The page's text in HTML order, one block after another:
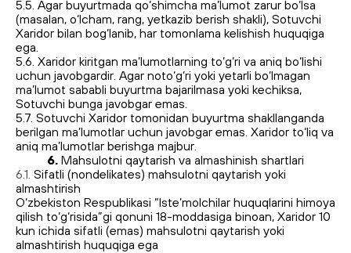
5.5. Agar buyurtmada qo‘shimcha ma’lumot zarur bo‘lsa
(masalan, o‘lcham, rang, yetkazib berish shakli), Sotuvchi
Xaridor bilan bog‘lanib, har tomonlama kelishish huquqiga
ega.
5.6. Xaridor kiritgan ma’lumotlarning to‘g‘ri va aniq bo‘lishi
uchun javobgardir. Agar noto‘g‘ri yoki yetarli bo‘lmagan
ma’lumot sababli buyurtma bajarilmasa yoki kechiksa,
Sotuvchi bunga javobgar emas.
5.7. Sotuvchi Xaridor tomonidan buyurtma shakllanganda
berilgan ma’lumotlar uchun javobgar emas. Xaridor to‘liq va
aniq ma’lumotlar berishga majbur.
6. Mahsulotni qaytarish va almashinish shartlari
6.1. Sifatli (nondelikates) mahsulotni qaytarish yoki
almashtirish
O‘zbekiston Respublikasi “Iste’molchilar huquqlarini himoya
qilish to‘g‘risida”gi qonuni 18-moddasiga binoan, Xaridor 10
kun ichida sifatli (emas) mahsulotni qaytarish yoki
almashtirish huquqiga ega